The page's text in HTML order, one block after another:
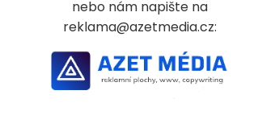
nebo nám napište na
reklama@azetmedia.cz: